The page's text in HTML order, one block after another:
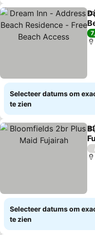
Selecteer datums om
te zien
Selecteer datums om
te zien